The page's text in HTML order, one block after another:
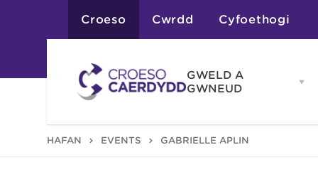
Croeso Cwrdd Cyfoethogi
GWELD A
GWNEUD
Atyniadau
HAFAN EVENTS GABRIELLE APLIN